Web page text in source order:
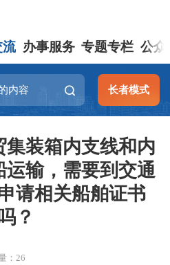
流 办事服务 专题专栏 公众
长者模式
装箱内支线和内
输，需要到交通
请相关船舶证书
？
：26